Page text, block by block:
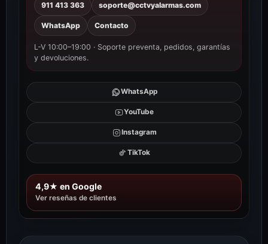
911 413 363 soporte@cctvyalarmas.com
WhatsApp Contacto
L-V 10:00–19:00 · Soporte preventa, pedidos, garantías
y devoluciones.
WhatsApp
YouTube
Instagram
TikTok
4,9★ en Google
Ver reseñas de clientes